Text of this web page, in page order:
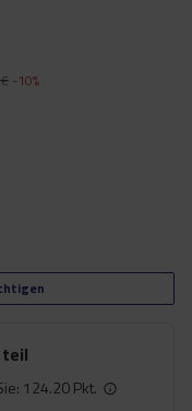
-10%
124.20 Pkt.